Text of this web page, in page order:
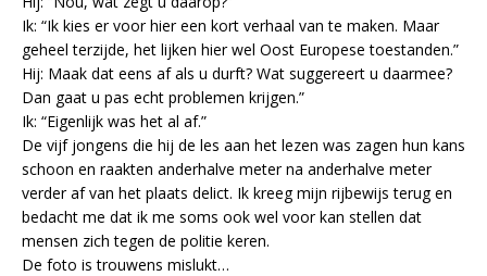
Ik: “Ik kies er voor hier een kort verhaal van te maken. Maar
geheel terzijde, het lijken hier wel Oost Europese toestanden.”
Hij: Maak dat eens af als u durft? Wat suggereert u daarmee?
Dan gaat u pas echt problemen krijgen.”
Ik: “Eigenlijk was het al af.”
De vijf jongens die hij de les aan het lezen was zagen hun kans
schoon en raakten anderhalve meter na anderhalve meter
verder af van het plaats delict. Ik kreeg mijn rijbewijs terug en
bedacht me dat ik me soms ook wel voor kan stellen dat
mensen zich tegen de politie keren.
De foto is trouwens mislukt…